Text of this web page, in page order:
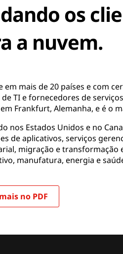
os
a nuvem.
em mais de 20 países e com
TI e fornecedores de
Frankfurt, Alemanha, e é o
nos Estados Unidos e no
de aplicativos, serviços
migração e transformação
manufatura, energia e
no PDF